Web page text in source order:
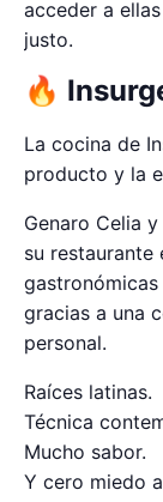
acceder a
justo.
🔥
La cocina de
producto y la
Genaro Celia
su restaurante
gracias a una
personal.
Raíces latinas.
Técnica
Mucho sabor.
Y cero miedo